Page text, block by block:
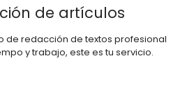
de artículos
de redacción de textos profesional
y trabajo, este es tu servicio.